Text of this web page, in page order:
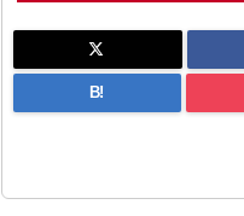
B!